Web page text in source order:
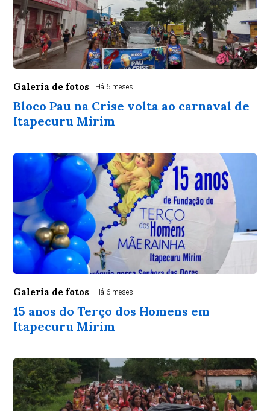
Galeria de fotos Há 6 meses
Bloco Pau na Crise volta ao carnaval de
Itapecuru Mirim
Galeria de fotos Há 6 meses
15 anos do Terço dos Homens em
Itapecuru Mirim